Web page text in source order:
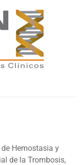
Hemostasia y
de la Trombosis,